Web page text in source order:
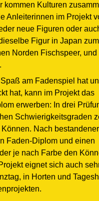
kommen Kulturen
Anleiterinnen im Projekt
neue Figuren oder
Figur in Japan
Norden Fischspeer,
am Fadenspiel hat
hat, kann im Projekt das
erwerben: In drei
Schwierigkeitsgraden
Können. Nach
Faden-Diplom und einen
je nach Farbe den
eignet sich auch
in Horten und